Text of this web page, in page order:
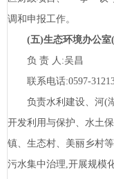
调和申报工作。
(五)生态环境办公
负 责 人:吴昌
联系电话:0597-
负责水利建设、河(湖
开发利用与保护、水土
镇、生态村、美丽乡村
污水集中治理,开展规模